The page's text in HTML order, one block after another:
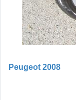
Peugeot 2008